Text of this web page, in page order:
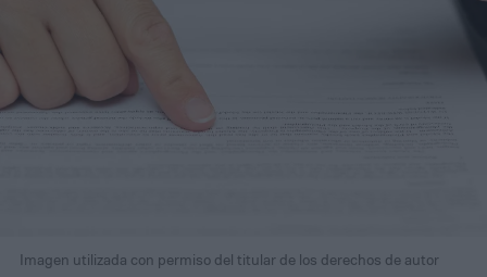
Imagen utilizada con permiso del titular de los derechos de autor